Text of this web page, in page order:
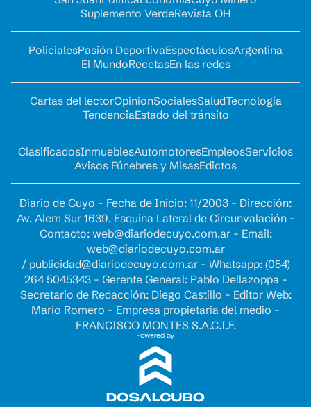
Suplemento VerdeRevista OH
PolicialesPasión DeportivaEspectáculosArgentina
El MundoRecetasEn las redes
Cartas del lectorOpinionSocialesSaludTecnología
TendenciaEstado del tránsito
ClasificadosInmueblesAutomotoresEmpleosServicios
Avisos Fúnebres y MisasEdictos
Diario de Cuyo - Fecha de Inicio: 11/2003 - Dirección:
Av. Alem Sur 1639. Esquina Lateral de Circunvalación -
Contacto: web@diariodecuyo.com.ar- Email:
web@diariodecuyo.com.ar
/ publicidad@diariodecuyo.com.ar- Whatsapp: (054)
264 5045343 - Gerente General: Pablo Dellazoppa -
Secretario de Redacción: Diego Castillo - Editor Web:
Mario Romero - Empresa propietaria del medio -
FRANCISCO MONTES S.A.C.I.F.